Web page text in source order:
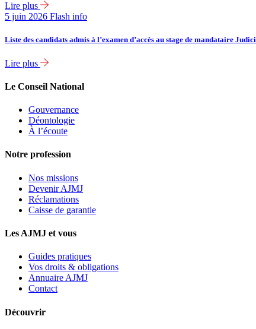
Lire plus
5 juin 2026 Flash info
Liste des candidats admis à l’examen d’accès au stage de mandataire
Lire plus
Le Conseil National
Gouvernance
Déontologie
À l’écoute
Notre profession
Nos missions
Devenir AJMJ
Réclamations
Caisse de garantie
Les AJMJ et vous
Guides pratiques
Vos droits & obligations
Annuaire AJMJ
Contact
Découvrir